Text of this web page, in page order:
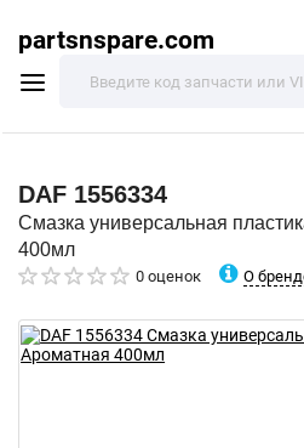
partsnspare.com
DAF 1556334
Смазка универсальная
400мл
0 оценок О